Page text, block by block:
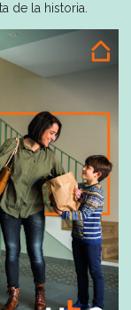
de la historia.